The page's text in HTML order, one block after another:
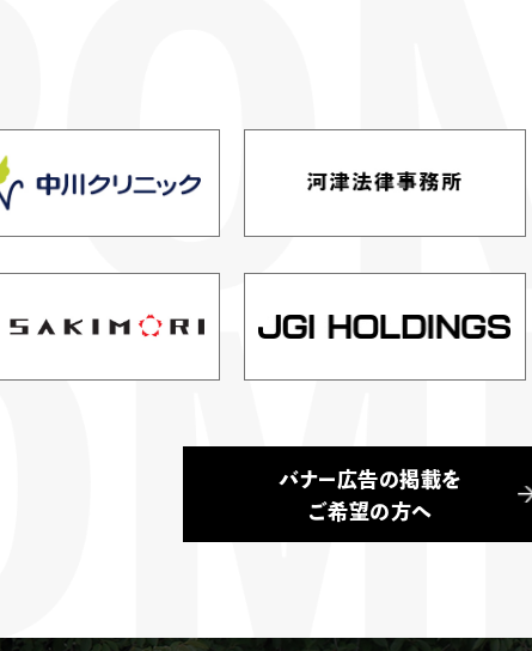
バナー広告の掲載を
ご希望の方へ